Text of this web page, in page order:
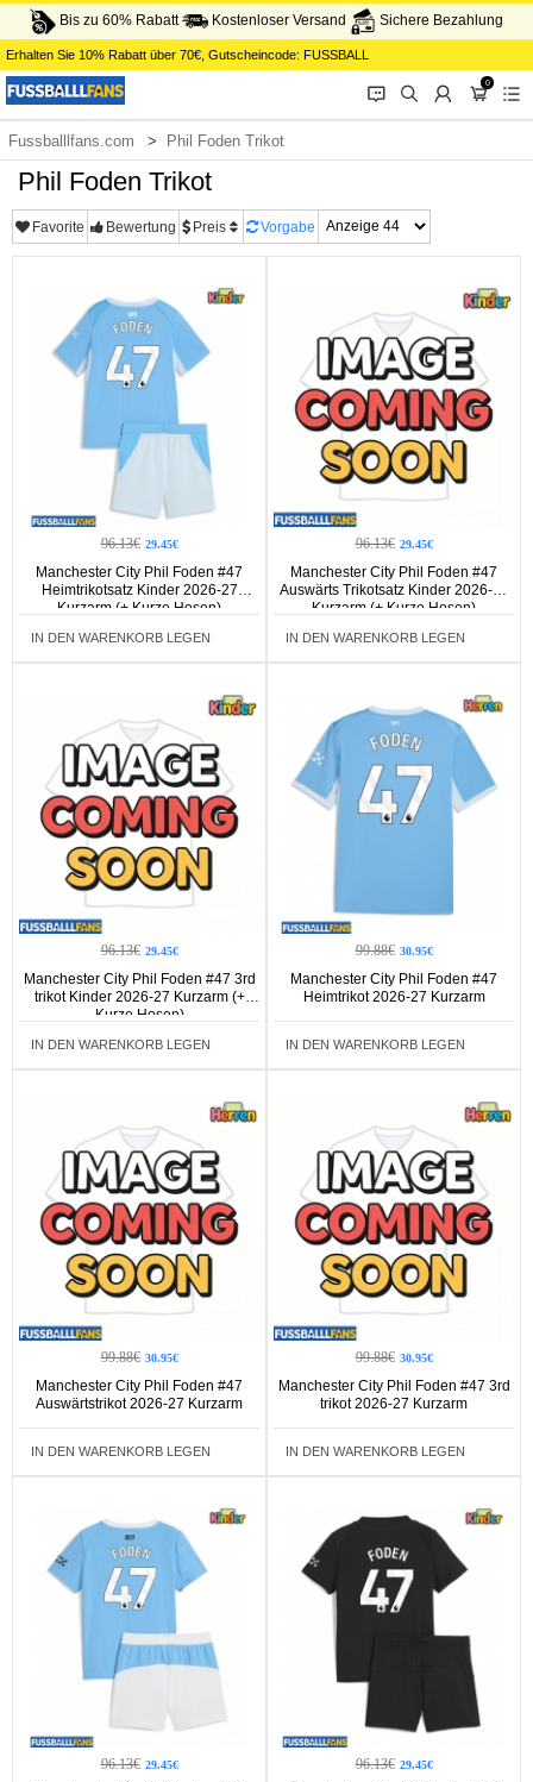
Bis zu 60% Rabatt Kostenloser Versand Sichere Bezahlung
Erhalten Sie 10% Rabatt über 70€ , Gutscheincode: FUSSBALL
󰂱 󰂨 󰃳
0
󰃦 󰃖
Fussballlfans.com Phil Foden Trikot
Phil Foden Trikot
Favorite Bewertung Preis Vorgabe
96.13€ 29.45€
Manchester City Phil Foden #47
Heimtrikotsatz Kinder 2026-27
Kurzarm (+ Kurze Hosen)
IN DEN WARENKORB LEGEN
96.13€ 29.45€
Manchester City Phil Foden #47
Auswärts Trikotsatz Kinder 2026-27
Kurzarm (+ Kurze Hosen)
IN DEN WARENKORB LEGEN
96.13€ 29.45€
Manchester City Phil Foden #47 3rd
trikot Kinder 2026-27 Kurzarm (+
Kurze Hosen)
IN DEN WARENKORB LEGEN
99.88€ 30.95€
Manchester City Phil Foden #47
Heimtrikot 2026-27 Kurzarm
IN DEN WARENKORB LEGEN
99.88€ 30.95€
Manchester City Phil Foden #47
Auswärtstrikot 2026-27 Kurzarm
IN DEN WARENKORB LEGEN
99.88€ 30.95€
Manchester City Phil Foden #47 3rd
trikot 2026-27 Kurzarm
IN DEN WARENKORB LEGEN
96.13€ 29.45€ 96.13€ 29.45€